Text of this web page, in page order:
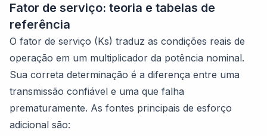
Fator de serviço: teoria e tabelas de
referência
O fator de serviço (Ks) traduz as condições reais de
operação em um multiplicador da potência nominal.
Sua correta determinação é a diferença entre uma
transmissão confiável e uma que falha
prematuramente. As fontes principais de esforço
adicional são: